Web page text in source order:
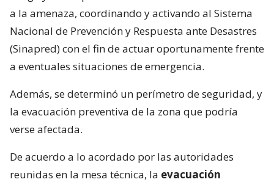
a la amenaza, coordinando y activando al Sistema
Nacional de Prevención y Respuesta ante Desastres
(Sinapred) con el fin de actuar oportunamente frente
a eventuales situaciones de emergencia.
Además, se determinó un perímetro de seguridad, y
la evacuación preventiva de la zona que podría
verse afectada.
De acuerdo a lo acordado por las autoridades
reunidas en la mesa técnica, la evacuación